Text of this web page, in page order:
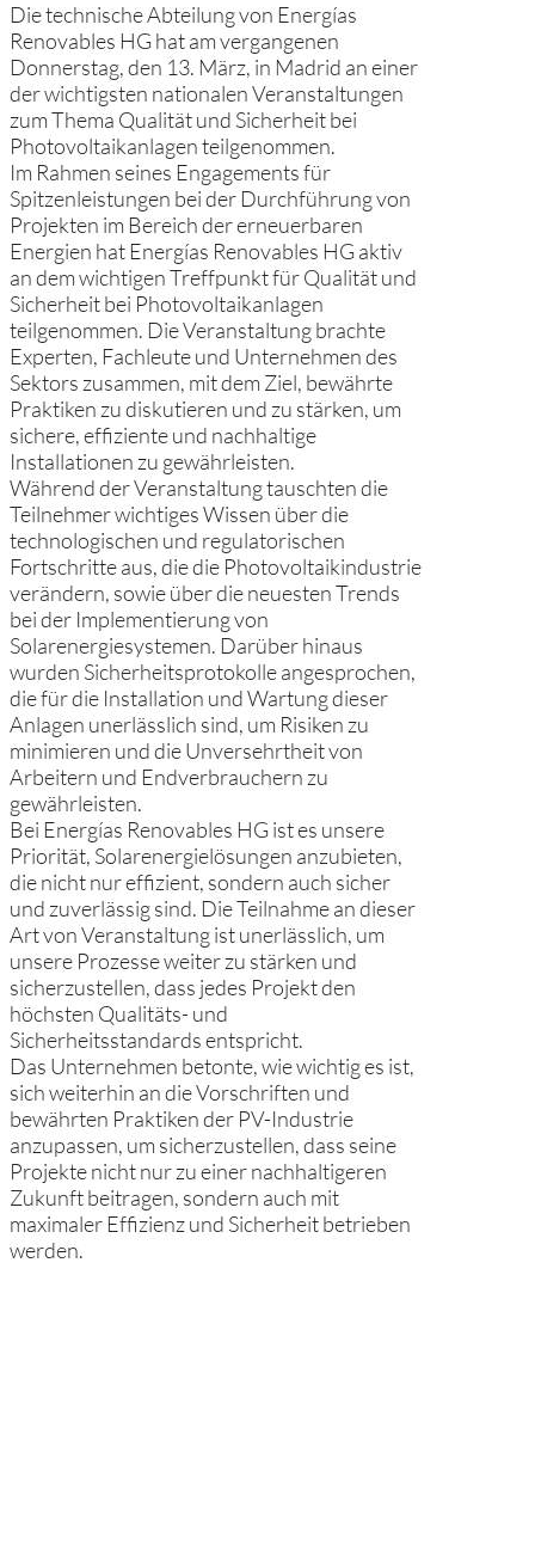
Die technische Abteilung von Energías
Renovables HG hat am vergangenen
Donnerstag, den 13. März, in Madrid an einer
der wichtigsten nationalen Veranstaltungen
zum Thema Qualität und Sicherheit bei
Photovoltaikanlagen teilgenommen.
Im Rahmen seines Engagements für
Spitzenleistungen bei der Durchführung von
Projekten im Bereich der erneuerbaren
Energien hat Energías Renovables HG aktiv
an dem wichtigen Treffpunkt für Qualität und
Sicherheit bei Photovoltaikanlagen
teilgenommen. Die Veranstaltung brachte
Experten, Fachleute und Unternehmen des
Sektors zusammen, mit dem Ziel, bewährte
Praktiken zu diskutieren und zu stärken, um
sichere, effiziente und nachhaltige
Installationen zu gewährleisten.
Während der Veranstaltung tauschten die
Teilnehmer wichtiges Wissen über die
technologischen und regulatorischen
Fortschritte aus, die die Photovoltaikindustrie
verändern, sowie über die neuesten Trends
bei der Implementierung von
Solarenergiesystemen. Darüber hinaus
wurden Sicherheitsprotokolle angesprochen,
die für die Installation und Wartung dieser
Anlagen unerlässlich sind, um Risiken zu
minimieren und die Unversehrtheit von
Arbeitern und Endverbrauchern zu
gewährleisten.
Bei Energías Renovables HG ist es unsere
Priorität, Solarenergielösungen anzubieten,
die nicht nur effizient, sondern auch sicher
und zuverlässig sind. Die Teilnahme an dieser
Art von Veranstaltung ist unerlässlich, um
unsere Prozesse weiter zu stärken und
sicherzustellen, dass jedes Projekt den
höchsten Qualitäts- und
Sicherheitsstandards entspricht.
Das Unternehmen betonte, wie wichtig es ist,
sich weiterhin an die Vorschriften und
bewährten Praktiken der PV-Industrie
anzupassen, um sicherzustellen, dass seine
Projekte nicht nur zu einer nachhaltigeren
Zukunft beitragen, sondern auch mit
maximaler Effizienz und Sicherheit betrieben
werden.